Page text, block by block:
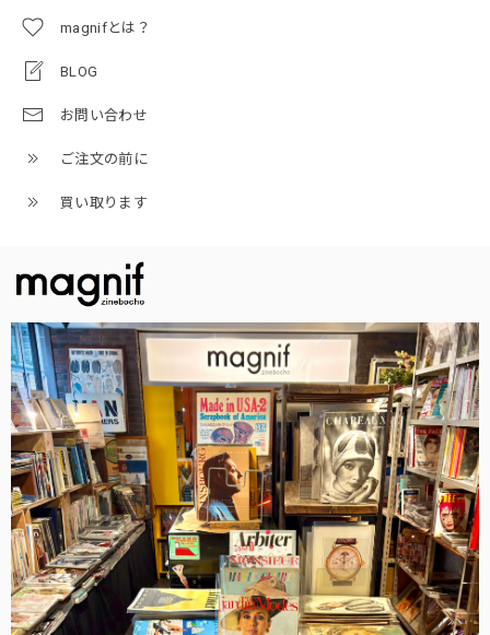
magnifとは？
BLOG
お問い合わせ
ご注文の前に
買い取ります